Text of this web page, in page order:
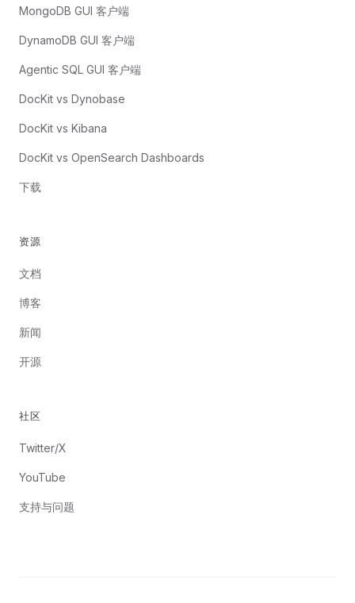
MongoDB GUI 客户端
DynamoDB GUI 客户端
Agentic SQL GUI 客户端
DocKit vs Dynobase
DocKit vs Kibana
DocKit vs OpenSearch Dashboards
下载
资源
文档
博客
新闻
开源
社区
Twitter/X
YouTube
支持与问题